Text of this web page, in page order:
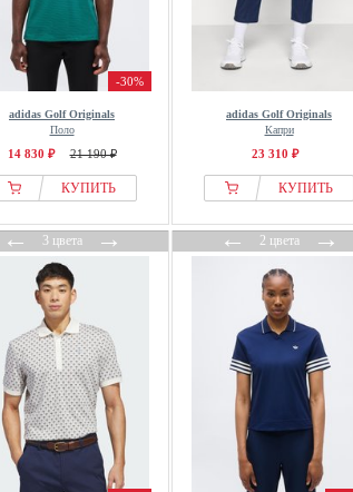
-30%
adidas Golf Originals
Поло
14 830 ₽ 21 190 ₽
КУПИТЬ
adidas Golf Originals
Капри
23 310 ₽
КУПИТЬ
←3 цвета→ ←2 цвета→